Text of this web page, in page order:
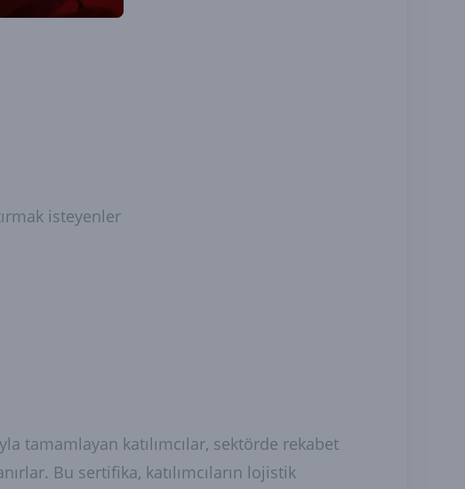
isteyenler
tamamlayan katılımcılar, sektörde rekabet
Bu sertifika, katılımcıların lojistik